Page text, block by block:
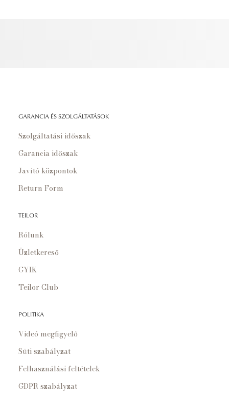
GARANCIA ÉS SZOLGÁLTATÁSOK
Szolgáltatási időszak
Garancia időszak
Javító központok
Return Form
TEILOR
Rólunk
Üzletkereső
GYIK
Teilor Club
POLITIKA
Videó megfigyelő
Süti szabályzat
Felhasználási feltételek
GDPR szabályzat